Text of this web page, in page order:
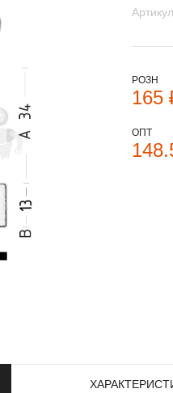
РОЗН
165
ОПТ